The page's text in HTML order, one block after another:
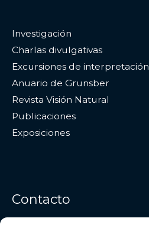
Investigación
Charlas divulgativas
Excursiones de interpretación
Anuario de Grunsber
Revista Visión Natural
Publicaciones
Exposiciones
Contacto